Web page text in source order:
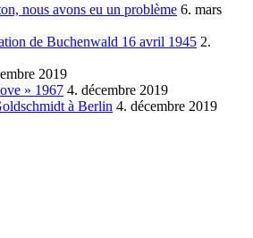
nous avons eu un problème 6. mars
de Buchenwald 16 avril 1945 2.
2019
» 1967 4. décembre 2019
à Berlin 4. décembre 2019